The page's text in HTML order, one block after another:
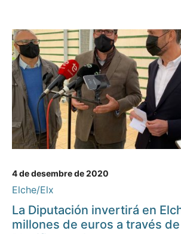
4 de desembre de 2020
Elche/Elx
La Diputación invertirá en
millones de euros a través